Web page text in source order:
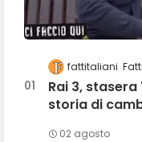
fattitaliani
Rai 3,
storia di
02 agosto